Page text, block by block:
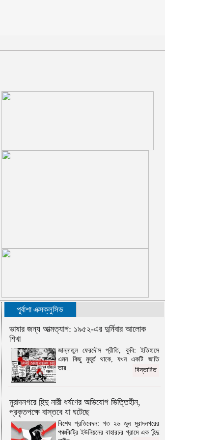
পূর্বাশা এক্সক্লুসিভ
ভাষার জন্য আত্মত্যাগ: ১৯৫২-এর দুর্নিবার আলোক
শিখা
জান্নাতুল ফেরদৌস প্রীতি, কুবি: ইতিহাসে
এমন কিছু মুহূর্ত থাকে, যখন একটি জাতি
তার...
বিস্তারিত
মুরাদনগরে হিন্দু নারী ধর্ষণের অভিযোগ ভিত্তিহীন,
প্রকৃতপক্ষে বাস্তবে যা ঘটেছে
বিশেষ প্রতিবেদন: গত ২৬ জুন মুরাদনগরের
পঞ্চকিট্রি ইউনিয়নের বাহারচর গ্রামে এক হিন্দু